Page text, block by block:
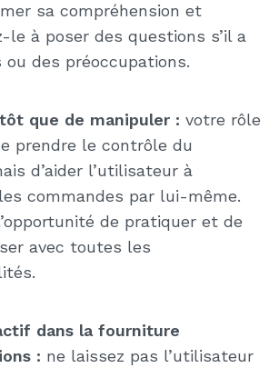
sa compréhension et
le à poser des questions s’il a
ou des préoccupations.
que de manipuler : votre rôle
prendre le contrôle du
d’aider l’utilisateur à
commandes par lui-même.
de pratiquer et de
avec toutes les
dans la fourniture
: ne laissez pas l’utilisateur